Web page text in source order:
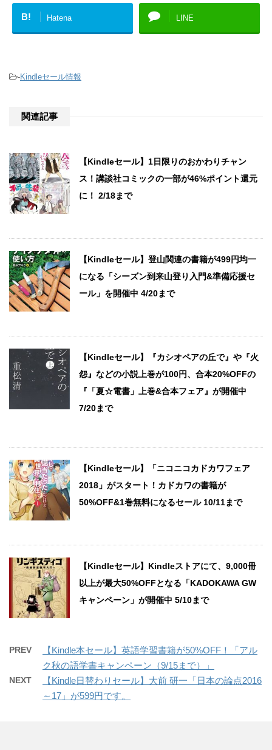
B! Hatena LINE
-Kindleセール情報
関連記事
【Kindleセール】1日限りのおかわりチャン
ス！講談社コミックの一部が46%ポイント還元
に！ 2/18まで
【Kindleセール】登山関連の書籍が499円均一
になる「シーズン到来山登り入門&準備応援セ
ール」を開催中 4/20まで
【Kindleセール】『カシオペアの丘で』や『火
怨』などの小説上巻が100円、合本20%OFFの
『「夏☆電書」上巻&合本フェア』が開催中
7/20まで
【Kindleセール】「ニコニコカドカワフェア
2018」がスタート！カドカワの書籍が
50%OFF&1巻無料になるセール 10/11まで
【Kindleセール】Kindleストアにて、9,000冊
以上が最大50%OFFとなる「KADOKAWA GW
キャンペーン」が開催中 5/10まで
PREV
【Kindle本セール】英語学習書籍が50%OFF！「アル
ク秋の語学書キャンペーン（9/15まで）」
NEXT
【Kindle日替わりセール】大前 研一「日本の論点2016
～17」が599円です。